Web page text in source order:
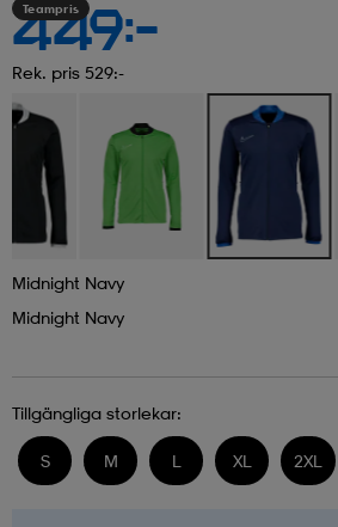
Teampris
449:-
Rek. pris 529:-
Midnight Navy
Midnight Navy
Tillgängliga storlekar:
S M L XL 2XL